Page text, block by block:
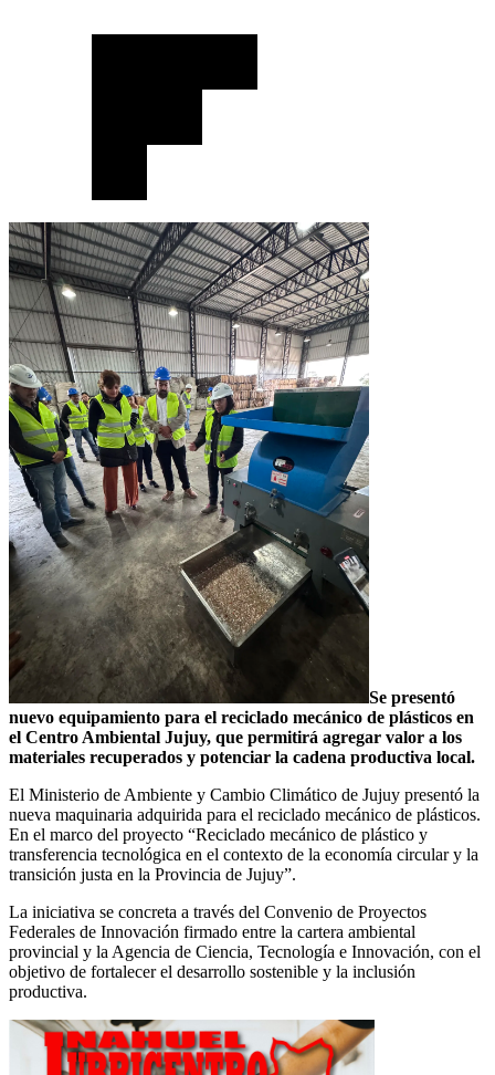
Se presentó
nuevo equipamiento para el reciclado mecánico de plásticos en
el Centro Ambiental Jujuy, que permitirá agregar valor a los
materiales recuperados y potenciar la cadena productiva local.
El Ministerio de Ambiente y Cambio Climático de Jujuy presentó la
nueva maquinaria adquirida para el reciclado mecánico de plásticos.
En el marco del proyecto “Reciclado mecánico de plástico y
transferencia tecnológica en el contexto de la economía circular y la
transición justa en la Provincia de Jujuy”.
La iniciativa se concreta a través del Convenio de Proyectos
Federales de Innovación firmado entre la cartera ambiental
provincial y la Agencia de Ciencia, Tecnología e Innovación, con el
objetivo de fortalecer el desarrollo sostenible y la inclusión
productiva.